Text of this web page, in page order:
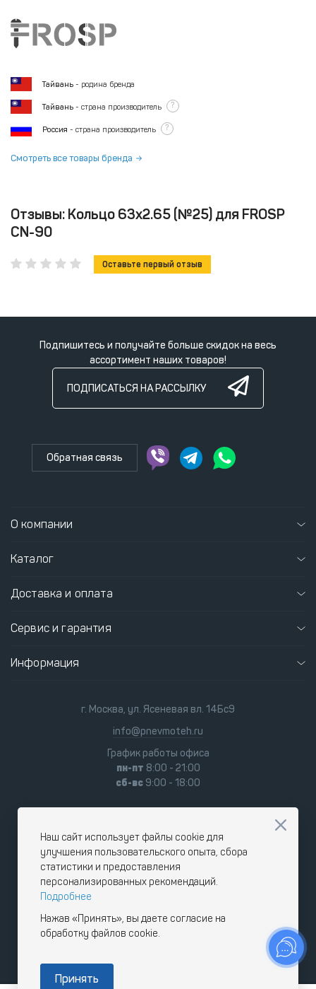
Тайвань - родина бренда
Тайвань - страна производитель ?
Россия - страна производитель ?
Смотреть все товары бренда
Отзывы: Кольцо 63x2.65 (№25) для FROSP
CN-90
Оставьте первый отзыв
Подпишитесь и получайте больше скидок на весь
ассортимент наших товаров!
ПОДПИСАТЬСЯ НА РАССЫЛКУ
Обратная связь
О компании
Каталог
Доставка и оплата
Сервис и гарантия
Информация
г. Москва, ул. Ясеневая вл. 14Бс9
info@pnevmoteh.ru
График работы офиса
пн-пт 8:00 - 21:00
сб-вс 9:00 - 18:00
Наш сайт использует файлы cookie для
улучшения пользовательского опыта, сбора
статистики и предоставления
персонализированных рекомендаций.
Подробнее
Нажав «Принять», вы даете согласие на
обработку файлов cookie.
Принять